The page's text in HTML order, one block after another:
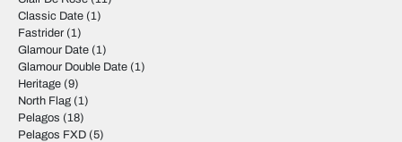
Classic Date (1)
Fastrider (1)
Glamour Date (1)
Glamour Double Date (1)
Heritage (9)
North Flag (1)
Pelagos (18)
Pelagos FXD (5)